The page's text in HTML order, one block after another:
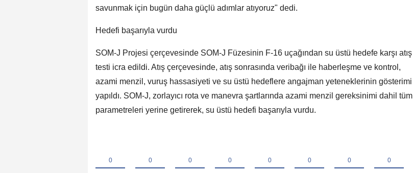
savunmak için bugün daha güçlü adımlar atıyoruz" dedi.
Hedefi başarıyla vurdu
SOM-J Projesi çerçevesinde SOM-J Füzesinin F-16 uçağından su üstü hedefe karşı atış
testi icra edildi. Atış çerçevesinde, atış sonrasında veribağı ile haberleşme ve kontrol,
azami menzil, vuruş hassasiyeti ve su üstü hedeflere angajman yeteneklerinin gösterimi
yapıldı. SOM-J, zorlayıcı rota ve manevra şartlarında azami menzil gereksinimi dahil tüm
parametreleri yerine getirerek, su üstü hedefi başarıyla vurdu.